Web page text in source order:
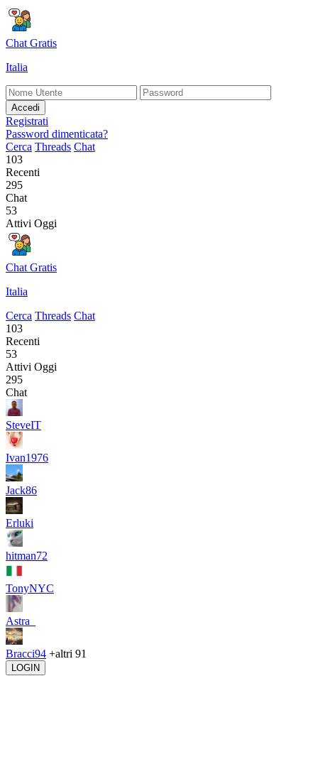
Chat Gratis
Italia
Accedi
Registrati
Password dimenticata?
Cerca Threads Chat
103
Recenti
295
Chat
53
Attivi Oggi
Chat Gratis
Italia
Cerca Threads Chat
103
Recenti
53
Attivi Oggi
295
Chat
SteveIT
Ivan1976
Jack86
Erluki
hitman72
TonyNYC
Astra_
Bracci94 +altri 91
LOGIN